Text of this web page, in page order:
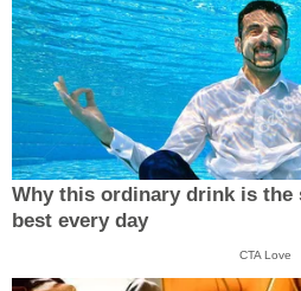
Why this ordinary drink is the
best every day
CTA Love